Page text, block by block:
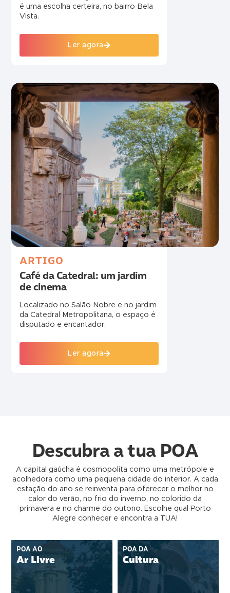
é uma escolha certeira, no bairro Bela
Vista.
Ler agora
ARTIGO
Café da Catedral: um jardim
de cinema
Localizado no Salão Nobre e no jardim
da Catedral Metropolitana, o espaço é
disputado e encantador.
Ler agora
Descubra a tua POA
A capital gaúcha é cosmopolita como uma metrópole e
acolhedora como uma pequena cidade do interior. A cada
estação do ano se reinventa para oferecer o melhor no
calor do verão, no frio do inverno, no colorido da
primavera e no charme do outono. Escolhe qual Porto
Alegre conhecer e encontra a TUA!
POA AO
Ar Livre
POA DA
Cultura